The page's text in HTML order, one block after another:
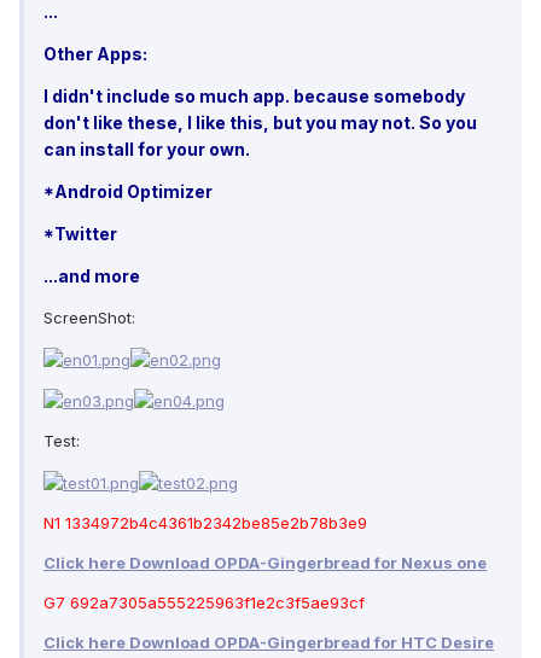
...
Other Apps:
I didn't include so much app. because somebody
don't like these, I like this, but you may not. So you
can install for your own.
*Android Optimizer
*Twitter
...and more
ScreenShot:
Test:
N1 1334972b4c4361b2342be85e2b78b3e9
Click here Download OPDA-Gingerbread for Nexus one
G7 692a7305a555225963f1e2c3f5ae93cf
Click here Download OPDA-Gingerbread for HTC Desire